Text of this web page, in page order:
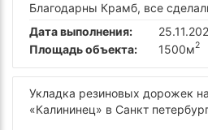
Благодарны Крамб, все
Дата выполнения:
Площадь объекта:
1500м2
Укладка резиновых дорожек
«Калининец» в Санкт